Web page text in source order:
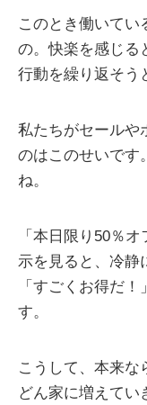
このとき働いてい
の。快楽を感じる
行動を繰り返そう
私たちがセールや
のはこのせいです
ね。
「本日限り50％
示を見ると、冷静
「すごくお得だ
す。
こうして、本来な
どん家に増えてい